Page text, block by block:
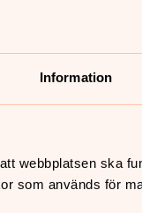
Information
webbplatsen ska
som används för
hembyar, för
är den näst
patienter och
och en för